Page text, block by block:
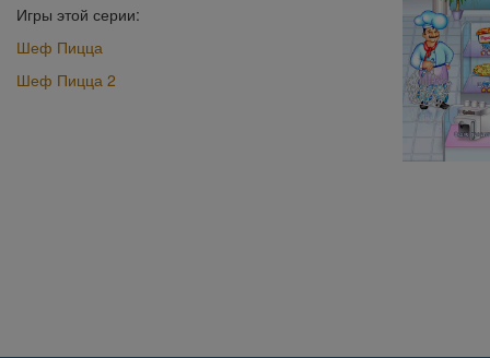
Игры этой серии:
Шеф Пицца
Шеф Пицца 2